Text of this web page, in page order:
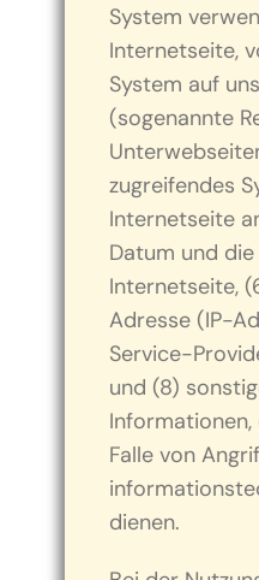
System
Internetseite,
System auf
(sogenannte
zugreifendes
Internetseite
Datum und
Internetseite,
Adresse (IP-
Service-
und (8)
Falle von
dienen.